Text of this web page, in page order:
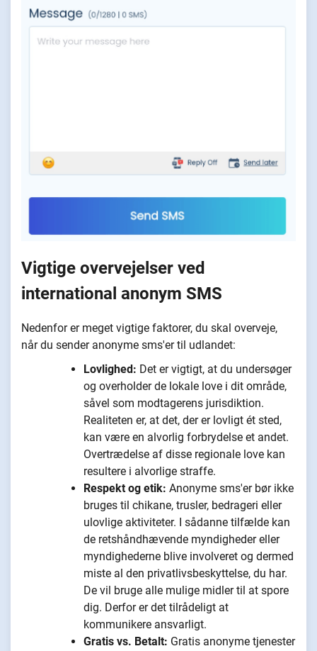
Vigtige overvejelser ved
international anonym SMS
Nedenfor er meget vigtige faktorer, du skal overveje,
når du sender anonyme sms'er til udlandet:
Lovlighed: Det er vigtigt, at du undersøger
og overholder de lokale love i dit område,
såvel som modtagerens jurisdiktion.
Realiteten er, at det, der er lovligt ét sted,
kan være en alvorlig forbrydelse et andet.
Overtrædelse af disse regionale love kan
resultere i alvorlige straffe.
Respekt og etik: Anonyme sms'er bør ikke
bruges til chikane, trusler, bedrageri eller
ulovlige aktiviteter. I sådanne tilfælde kan
de retshåndhævende myndigheder eller
myndighederne blive involveret og dermed
miste al den privatlivsbeskyttelse, du har.
De vil bruge alle mulige midler til at spore
dig. Derfor er det tilrådeligt at
kommunikere ansvarligt.
Gratis vs. Betalt: Gratis anonyme tjenester